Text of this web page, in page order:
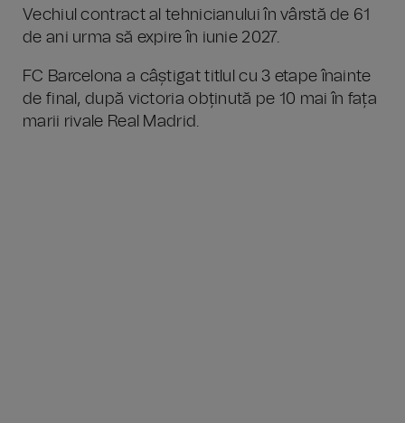
Vechiul contract al tehnicianului în vârstă de 61
de ani urma să expire în iunie 2027.
FC Barcelona a câștigat titlul cu 3 etape înainte
de final, după victoria obținută pe 10 mai în fața
marii rivale Real Madrid.